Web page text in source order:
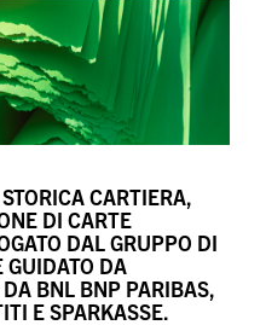
CARTIERA,
DI CARTE
DAL GRUPPO DI
DA
BNL BNP PARIBAS,
E SPARKASSE.